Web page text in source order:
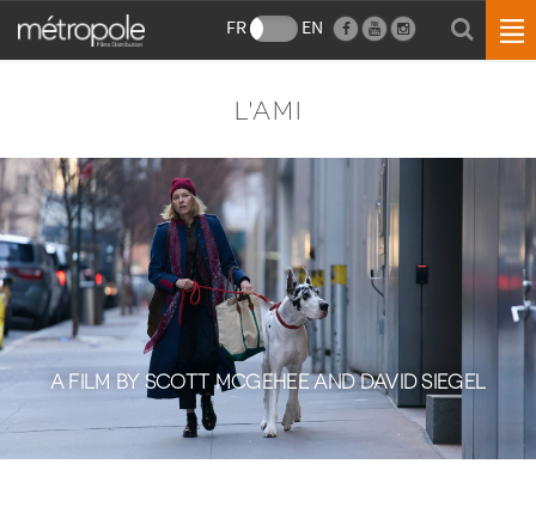
FR EN
L'AMI
A FILM BY SCOTT MCGEHEE AND DAVID SIEGEL